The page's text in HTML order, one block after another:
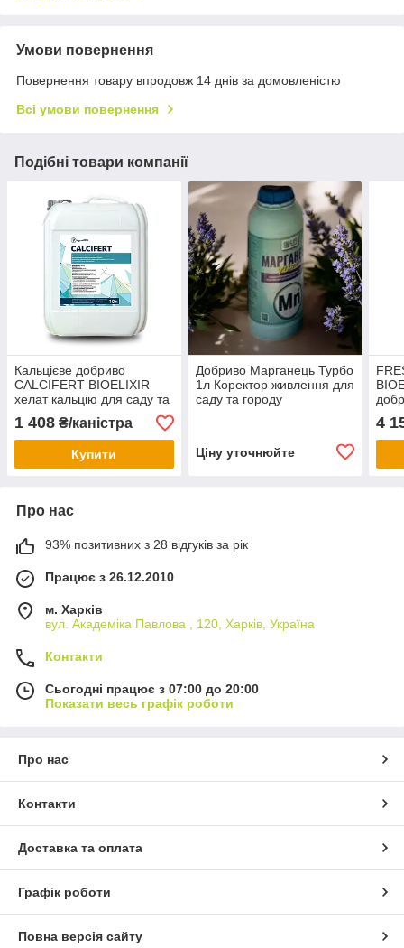
Умови повернення
Повернення товару впродовж 14 днів за домовленістю
Всі умови повернення
Подібні товари компанії
Кальцієве добриво
CALCIFERT BIOELIXIR
хелат кальцію для саду та
овочів 10 л
1 408 ₴/каністра
Купити
Добриво Марганець Турбо
1л Коректор живлення для
саду та городу
Ціну уточнюйте
4
Про нас
93% позитивних з 28 відгуків за рік
Працює з 26.12.2010
м. Харків
вул. Академіка Павлова , 120, Харків, Україна
Контакти
Сьогодні працює з 07:00 до 20:00
Показати весь графік роботи
Про нас
Контакти
Доставка та оплата
Графік роботи
Повна версія сайту